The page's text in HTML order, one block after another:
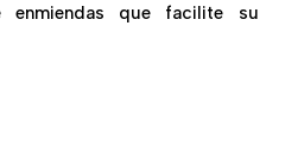
enmiendas que facilite su